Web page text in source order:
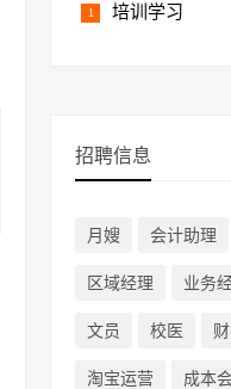
培训学习
招聘信息
月嫂 会计助理
区域经理 业务
文员 校医
淘宝运营 成本